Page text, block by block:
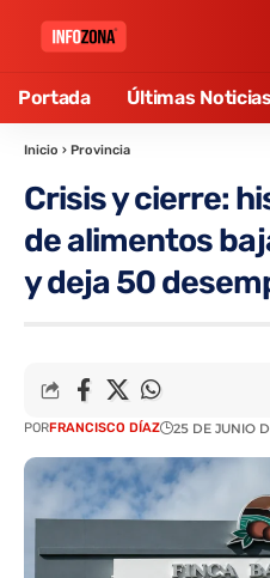
Portada Últimas
Inicio › Provincia
Crisis y cierre:
de alimentos
y deja 50
PORFRANCISCO DÍAZ 25 DE JUNIO